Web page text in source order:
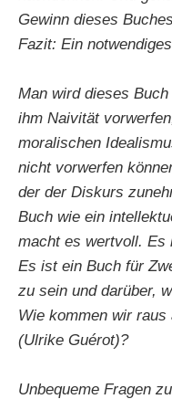
Gewinn dieses
Fazit: Ein
Man wird dieses
ihm Naivität
moralischen
nicht vorwerfen
der der Diskurs
Buch wie ein
macht es wertvoll. Es
Es ist ein Buch für
zu sein und darüber,
Wie kommen wir raus
(Ulrike Guérot)?
Unbequeme Fragen